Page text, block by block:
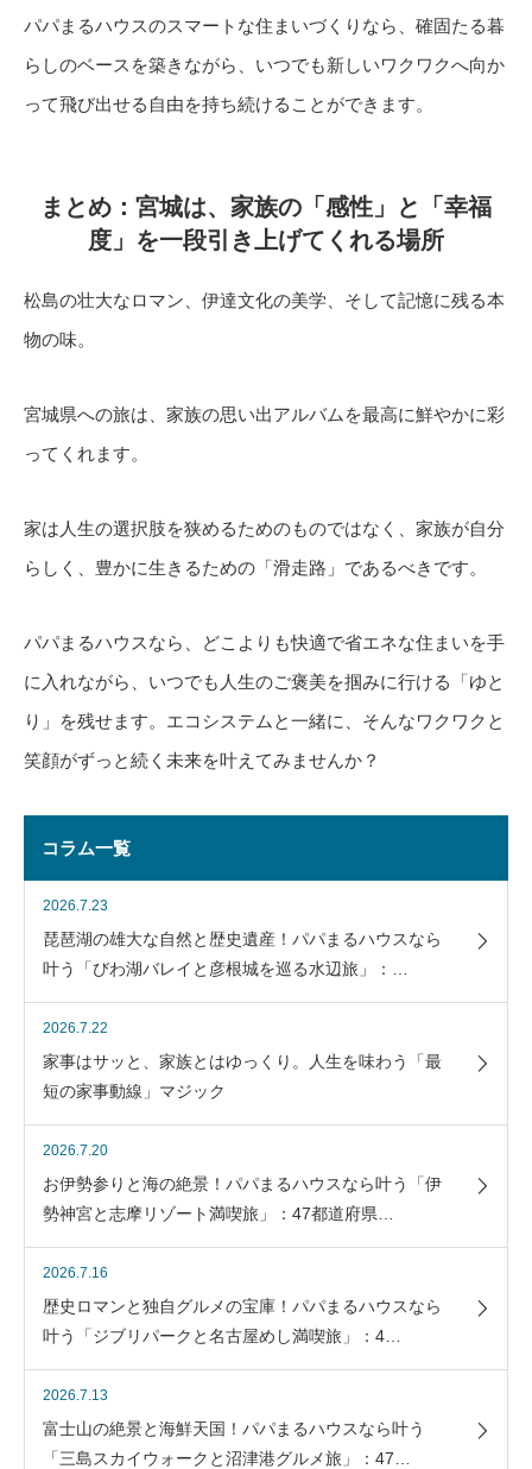
パパまるハウスのスマートな住まいづくりなら、確固たる暮
らしのベースを築きながら、いつでも新しいワクワクへ向か
って飛び出せる自由を持ち続けることができます。
まとめ：宮城は、家族の「感性」と「幸福
度」を一段引き上げてくれる場所
松島の壮大なロマン、伊達文化の美学、そして記憶に残る本
物の味。
宮城県への旅は、家族の思い出アルバムを最高に鮮やかに彩
ってくれます。
家は人生の選択肢を狭めるためのものではなく、家族が自分
らしく、豊かに生きるための「滑走路」であるべきです。
パパまるハウスなら、どこよりも快適で省エネな住まいを手
に入れながら、いつでも人生のご褒美を掴みに行ける「ゆと
り」を残せます。エコシステムと一緒に、そんなワクワクと
笑顔がずっと続く未来を叶えてみませんか？
コラム一覧
2026.7.23
琵琶湖の雄大な自然と歴史遺産！パパまるハウスなら
叶う「びわ湖バレイと彦根城を巡る水辺旅」：…
2026.7.22
家事はサッと、家族とはゆっくり。人生を味わう「最
短の家事動線」マジック
2026.7.20
お伊勢参りと海の絶景！パパまるハウスなら叶う「伊
勢神宮と志摩リゾート満喫旅」：47都道府県…
2026.7.16
歴史ロマンと独自グルメの宝庫！パパまるハウスなら
叶う「ジブリパークと名古屋めし満喫旅」：4…
2026.7.13
富士山の絶景と海鮮天国！パパまるハウスなら叶う
「三島スカイウォークと沼津港グルメ旅」：47…